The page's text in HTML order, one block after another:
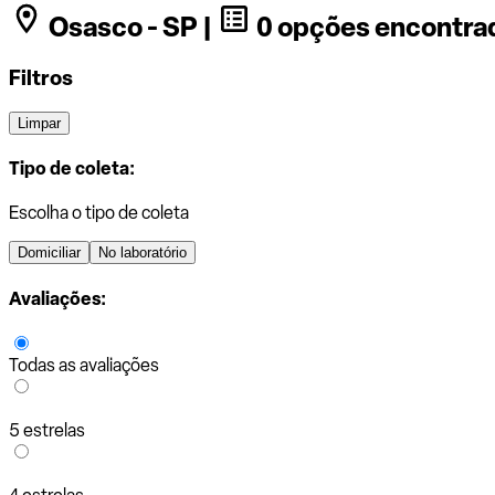
Osasco - SP | 0 opções
Filtros
Limpar
Tipo de coleta:
Escolha o tipo de coleta
Domiciliar No laboratório
Avaliações:
Todas as avaliações
5 estrelas